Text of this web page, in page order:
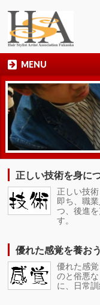
MENU
正しい技術を身に
正しい技
即ち、職
つ、後進
す。
優れた感覚を養おう
優れた感
のと俗悪
に、日常